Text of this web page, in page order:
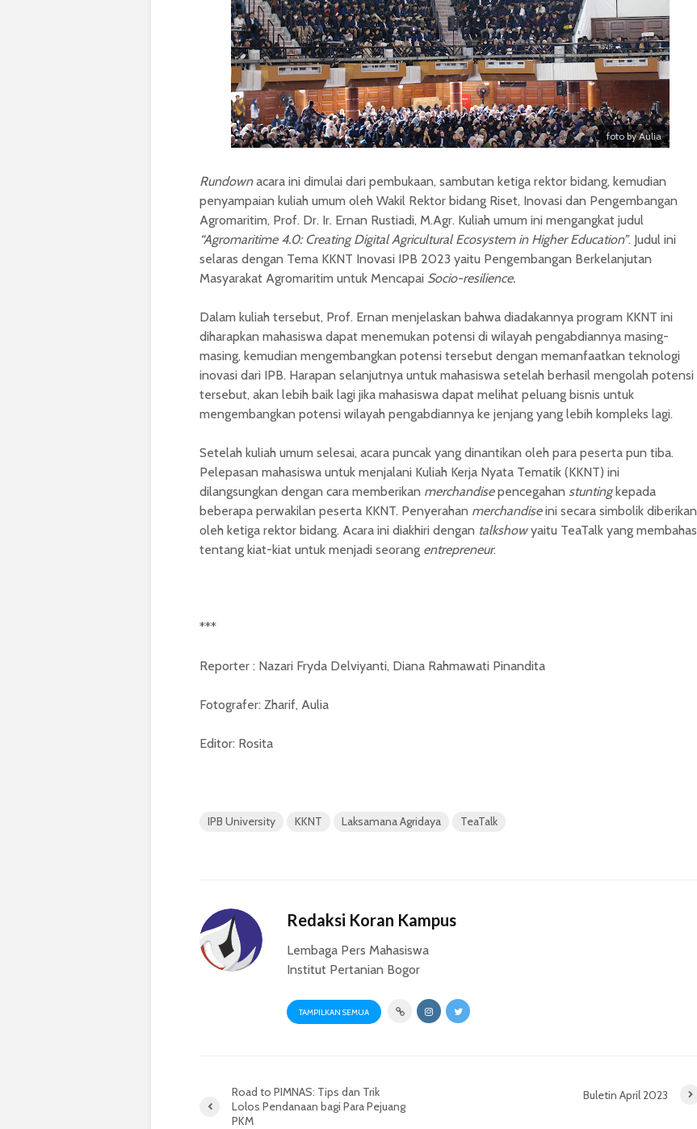
foto by Aulia
Rundownacara ini dimulai dari pembukaan, sambutan ketiga rektor bidang, kemudian
penyampaian kuliah umum oleh Wakil Rektor bidang Riset, Inovasi dan Pengembangan
Agromaritim, Prof. Dr. Ir. Ernan Rustiadi, M.Agr. Kuliah umum ini mengangkat judul
“Agromaritime 4.0: Creating Digital Agricultural Ecosystem in Higher Education”. Judul ini
selaras dengan Tema KKNT Inovasi IPB 2023 yaitu Pengembangan Berkelanjutan
Masyarakat Agromaritim untuk Mencapai Socio-resilience.
Dalam kuliah tersebut, Prof. Ernan menjelaskan bahwa diadakannya program KKNT ini
diharapkan mahasiswa dapat menemukan potensi di wilayah pengabdiannya masing-
masing, kemudian mengembangkan potensi tersebut dengan memanfaatkan teknologi
inovasi dari IPB. Harapan selanjutnya untuk mahasiswa setelah berhasil mengolah potensi
tersebut, akan lebih baik lagi jika mahasiswa dapat melihat peluang bisnis untuk
mengembangkan potensi wilayah pengabdiannya ke jenjang yang lebih kompleks lagi.
Setelah kuliah umum selesai, acara puncak yang dinantikan oleh para peserta pun tiba.
Pelepasan mahasiswa untuk menjalani Kuliah Kerja Nyata Tematik (KKNT) ini
dilangsungkan dengan cara memberikan merchandisepencegahan stuntingkepada
beberapa perwakilan peserta KKNT. Penyerahan merchandiseini secara simbolik diberikan
oleh ketiga rektor bidang. Acara ini diakhiri dengan talkshowyaitu TeaTalk yang membahas
tentang kiat-kiat untuk menjadi seorang entrepreneur.
***
Reporter : Nazari Fryda Delviyanti, Diana Rahmawati Pinandita
Fotografer: Zharif, Aulia
Editor: Rosita
IPB University KKNT Laksamana Agridaya TeaTalk
Redaksi Koran Kampus
Lembaga Pers Mahasiswa
Institut Pertanian Bogor
TAMPILKAN SEMUA
Road to PIMNAS: Tips dan Trik
Lolos Pendanaan bagi Para Pejuang
PKM
Buletin April 2023